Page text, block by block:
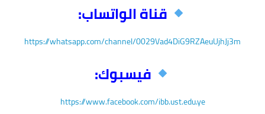
قناة الواتساب:
https://whatsapp.com/channel/0029Vad4DiG9RZAeuUjhJj3m
فيسبوك:
https://www.facebook.com/ibb.ust.edu.ye